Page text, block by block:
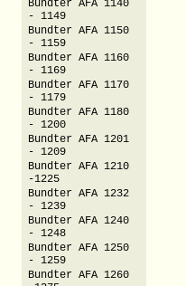
Bundter AFA 1140
- 1149
Bundter AFA 1150
- 1159
Bundter AFA 1160
- 1169
Bundter AFA 1170
- 1179
Bundter AFA 1180
- 1200
Bundter AFA 1201
- 1209
Bundter AFA 1210
-1225
Bundter AFA 1232
- 1239
Bundter AFA 1240
- 1248
Bundter AFA 1250
- 1259
Bundter AFA 1260